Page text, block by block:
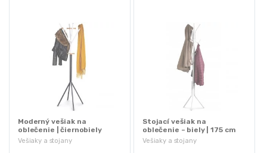
Vešiaky a stojany
Moderný vešiak na
oblečenie | čiernobiely
Vešiaky a stojany
Stojací vešiak na
oblečenie – biely | 175 cm